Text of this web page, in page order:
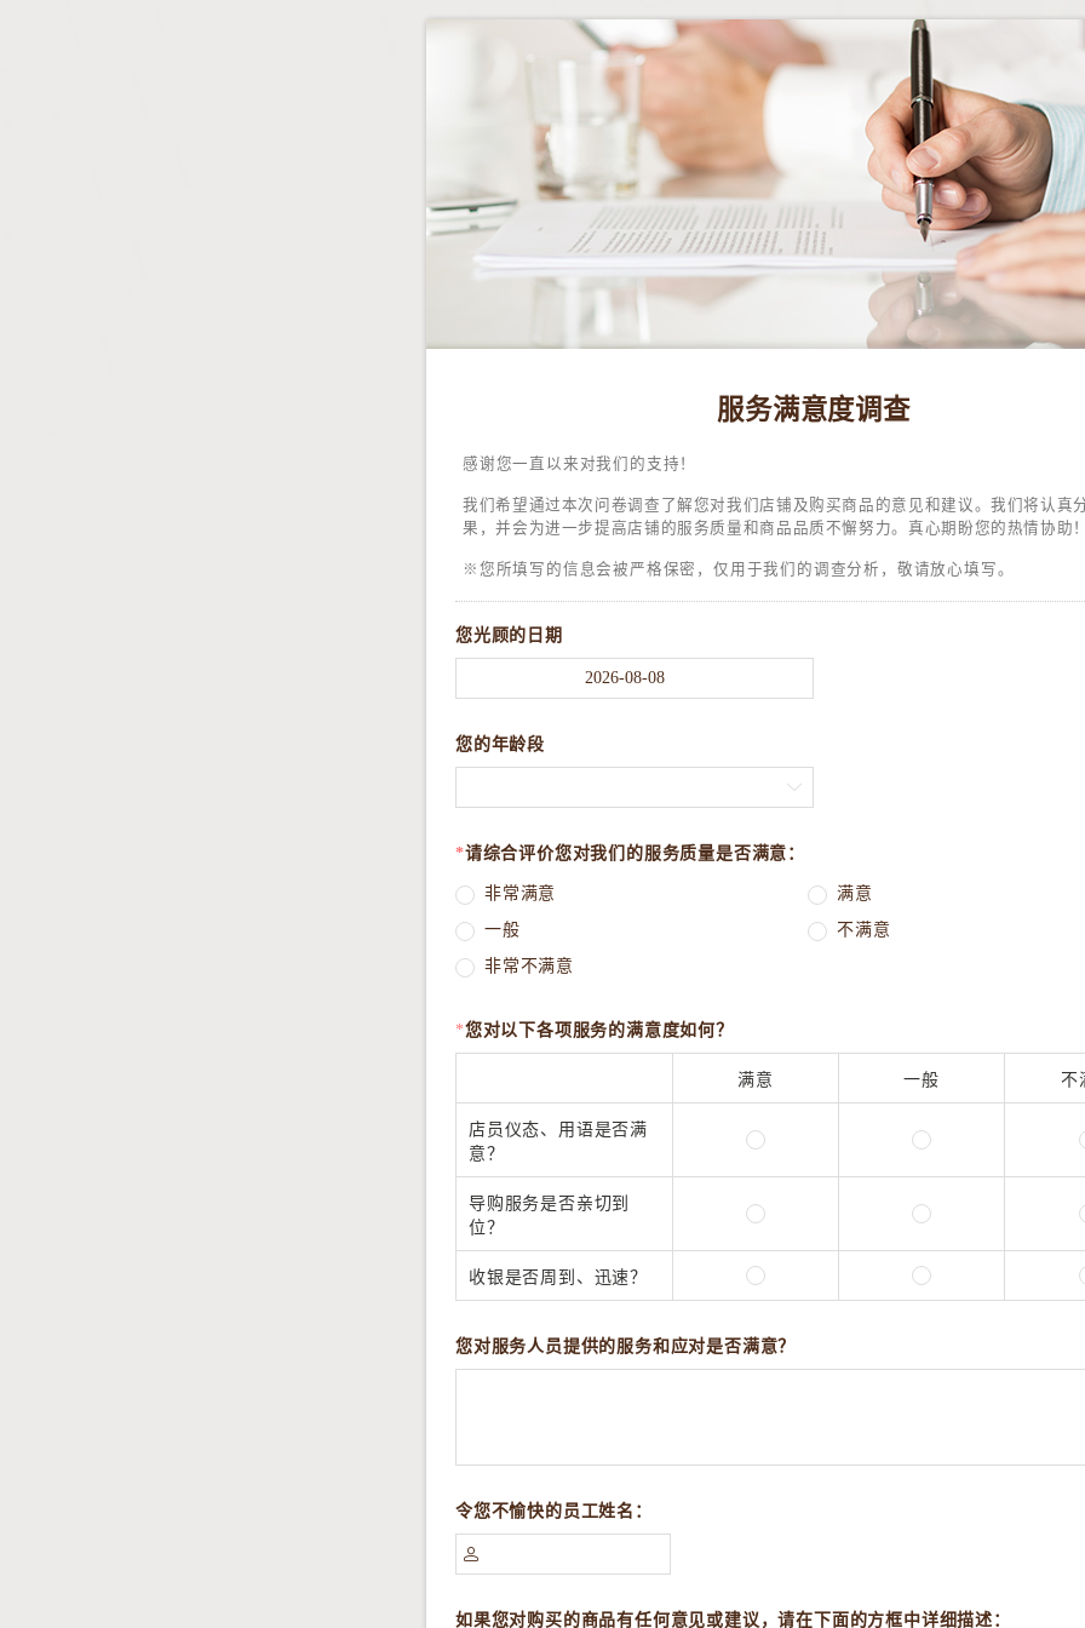
服务满意度调查
感谢您一直以来对我们的支持！
我们希望通过本次问卷调查了解您对我们店铺及购买商品的意见和建议。我们将认真
果，并会为进一步提高店铺的服务质量和商品品质不懈努力。真心期盼您的热情协助
※您所填写的信息会被严格保密，仅用于我们的调查分析，敬请放心填写。
您光顾的日期
您的年龄段

*请综合评价您对我们的服务质量是否满意：
非常满意
满意
一般
不满意
非常不满意
*您对以下各项服务的满意度如何？
满意 一般 不
店员仪态、用语是否满
意？
导购服务是否亲切到
位？
收银是否周到、迅速？
您对服务人员提供的服务和应对是否满意？
令您不愉快的员工姓名：

如果您对购买的商品有任何意见或建议，请在下面的方框中详细描述：